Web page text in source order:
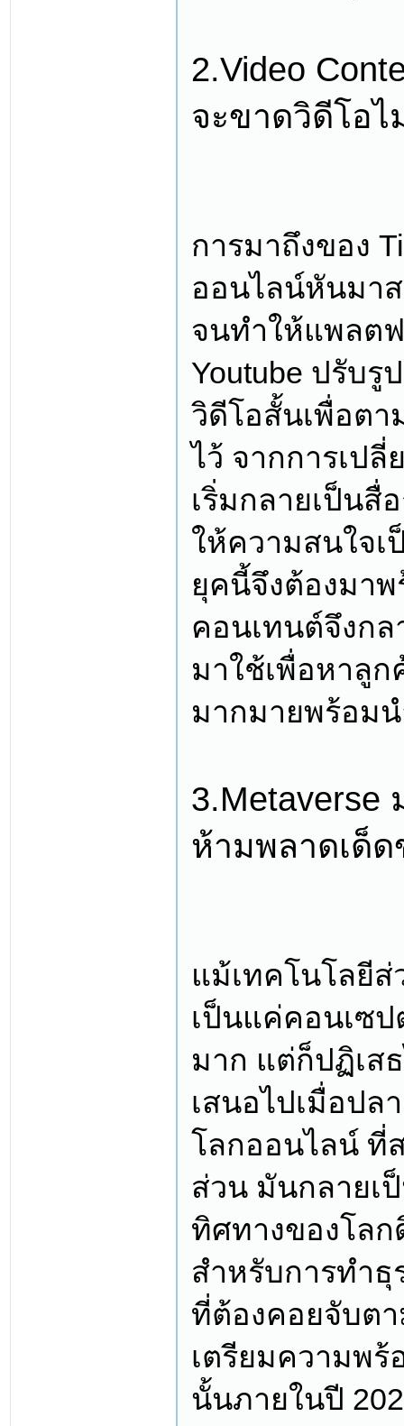
2.Video
จะขาดวิดีโอ
การมาถึงของ
ออนไลน์หันมา
จนทำให้แพลต
Youtube ปรับรู
วิดีโอสั้นเพื่อตา
ไว้ จากการเป
เริ่มกลายเป็น
ให้ความสนใจ
ยุคนี้จึงต้องมา
คอนเทนต์จึงก
มาใช้เพื่อหาลู
มากมายพร้อม
3.Metaverse
ห้ามพลาดเด็
แม้เทคโนโลยีส่
เป็นแค่คอนเซ
มาก แต่ก็ปฏิเส
เสนอไปเมื่อปล
โลกออนไลน์ ที่
ส่วน มันกลายเ
ทิศทางของโล
สำหรับการทำธุ
ที่ต้องคอยจับตา
เตรียมความพ
นั้นภายในปี